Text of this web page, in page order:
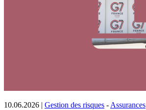
10.06.2026 | Gestion des risques - Assurances